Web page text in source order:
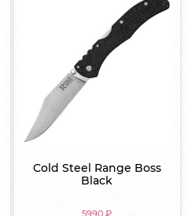
Cold Steel Range Boss
Black
5990₽